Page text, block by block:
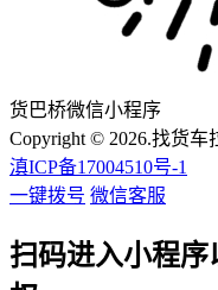
货巴桥微信小程序
Copyright © 2026.找货车
滇ICP备17004510号-1
一键拨号 微信客服
扫码进入小程